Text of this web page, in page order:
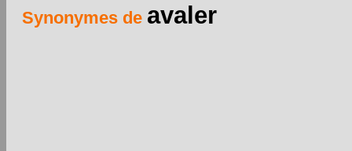
Synonymes de avaler